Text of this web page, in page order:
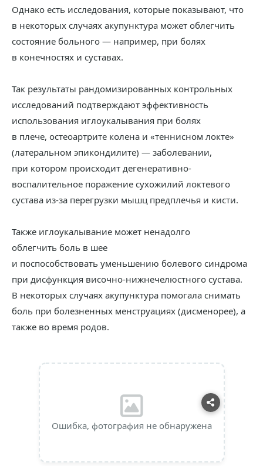
Однако есть исследования, которые показывают, что
в некоторых случаях акупунктура может облегчить
состояние больного — например, при болях
в конечностях и суставах.
Так результаты рандомизированных контрольных
исследований подтверждают эффективность
использования иглоукалывания при болях
в плече, остеоартрите колена и «теннисном локте»
(латеральном эпикондилите) — заболевании,
при котором происходит дегенеративно-
воспалительное поражение сухожилий локтевого
сустава из-за перегрузки мышц предплечья и кисти.
Также иглоукалывание может ненадолго
облегчить боль в шее
и поспособствовать уменьшению болевого синдрома
при дисфункция височно-нижнечелюстного сустава.
В некоторых случаях акупунктура помогала снимать
боль при болезненных менструациях (дисменорее), а
также во время родов.
Ошибка, фотография не обнаружена